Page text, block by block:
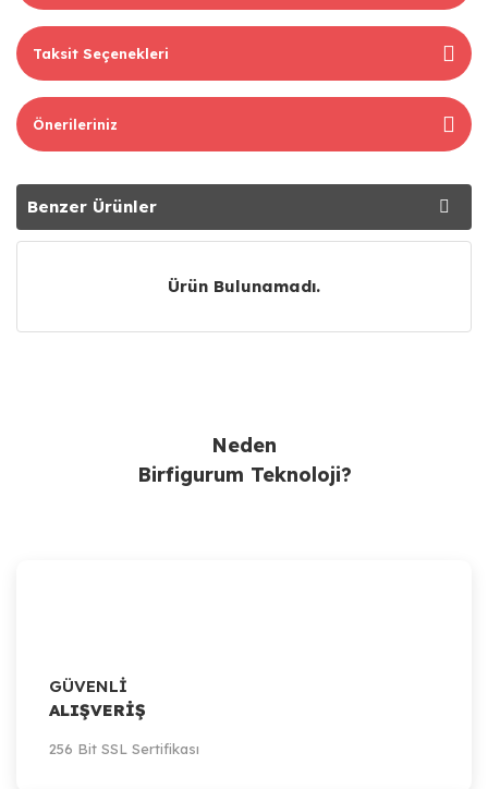
Taksit Seçenekleri
Önerileriniz
Benzer Ürünler
Tavsiye Ürünler
Ürün Bulunamadı.
Neden
Birfigurum Teknoloji?
GÜVENLİ
ALIŞVERİŞ
256 Bit SSL Sertifikası